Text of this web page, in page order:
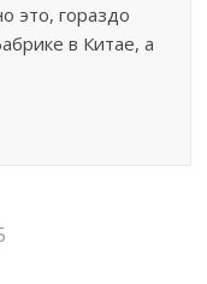
это, гораздо
в Китае, а